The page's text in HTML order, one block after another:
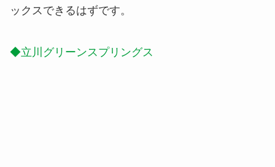
ックスできるはずです。
◆立川グリーンスプリングス